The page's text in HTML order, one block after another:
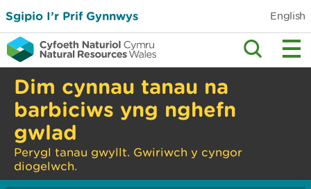
Sgipio I’r Prif Gynnwys English
Dim cynnau tanau na
barbiciws yng nghefn
gwlad
Perygl tanau gwyllt. Gwiriwch y cyngor
diogelwch.